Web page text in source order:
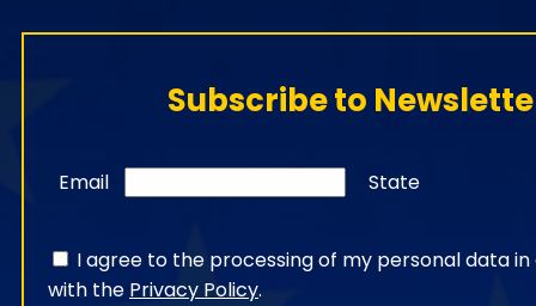
Subscribe to
Email State
I agree to the processing of my personal data
with the Privacy Policy.